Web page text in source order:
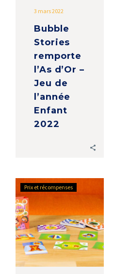
2022
3 mars 2022
Bubble
Stories
remporte
l’As d’Or –
Jeu de
l’année
Enfant
2022
Bubble
Stories
pour
l’As
d’Or
2022
catégorie
Prix et récompenses